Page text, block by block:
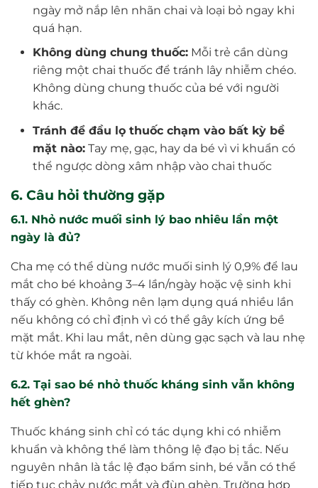
ngày mở nắp lên nhãn chai và loại bỏ ngay khi
quá hạn.
Không dùng chung thuốc:Mỗi trẻ cần dùng
riêng một chai thuốc để tránh lây nhiễm chéo.
Không dùng chung thuốc của bé với người
khác.
Tránh để đầu lọ thuốc chạm vào bất kỳ bề
mặt nào:Tay mẹ, gạc, hay da bé vì vi khuẩn có
thể ngược dòng xâm nhập vào chai thuốc
6. Câu hỏi thường gặp
6.1. Nhỏ nước muối sinh lý bao nhiêu lần một
ngày là đủ?
Cha mẹ có thể dùng nước muối sinh lý 0,9% để lau
mắt cho bé khoảng 3–4 lần/ngày hoặc vệ sinh khi
thấy có ghèn. Không nên lạm dụng quá nhiều lần
nếu không có chỉ định vì có thể gây kích ứng bề
mặt mắt. Khi lau mắt, nên dùng gạc sạch và lau nhẹ
từ khóe mắt ra ngoài.
6.2. Tại sao bé nhỏ thuốc kháng sinh vẫn không
hết ghèn?
Thuốc kháng sinh chỉ có tác dụng khi có nhiễm
khuẩn và không thể làm thông lệ đạo bị tắc. Nếu
nguyên nhân là tắc lệ đạo bẩm sinh, bé vẫn có thể
tiếp tục chảy nước mắt và đùn ghèn. Trường hợp